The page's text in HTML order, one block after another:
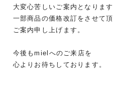
大変心苦しいご案内となります
一部商品の価格改訂をさせて
ご案内申し上げます。
今後もmielへのご来店を
心よりお待ちしております。